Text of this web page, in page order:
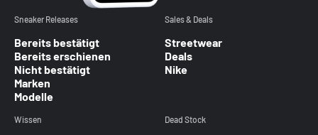
Sneaker Releases
Bereits bestätigt
Bereits erschienen
Nicht bestätigt
Marken
Modelle
Sales & Deals
Streetwear
Deals
Nike
Wissen Dead Stock